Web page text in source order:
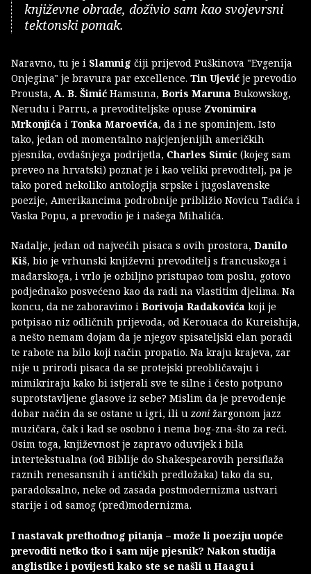
književne obrade, doživio sam kao svojevrsni
tektonski pomak.
Naravno, tu je i Slamnig čiji prijevod Puškinova "Evgenija
Onjegina" je bravura par excellence. Tin Ujević je prevodio
Prousta, A. B. Šimić Hamsuna, Boris Maruna Bukowskog,
Nerudu i Parru, a prevoditeljske opuse Zvonimira
Mrkonjića i Tonka Maroevića, da i ne spominjem. Isto
tako, jedan od momentalno najcjenjenijih američkih
pjesnika, ovdašnjega podrijetla, Charles Simic (kojeg sam
preveo na hrvatski) poznat je i kao veliki prevoditelj, pa je
tako pored nekoliko antologija srpske i jugoslavenske
poezije, Amerikancima podrobnije približio Novicu Tadića i
Vaska Popu, a prevodio je i našega Mihalića.
Nadalje, jedan od najvećih pisaca s ovih prostora, Danilo
Kiš, bio je vrhunski književni prevoditelj s francuskoga i
mađarskoga, i vrlo je ozbiljno pristupao tom poslu, gotovo
podjednako posvećeno kao da radi na vlastitim djelima. Na
koncu, da ne zaboravimo i Borivoja Radakovića koji je
potpisao niz odličnih prijevoda, od Kerouaca do Kureishija,
a nešto nemam dojam da je njegov spisateljski elan poradi
te rabote na bilo koji način propatio. Na kraju krajeva, zar
nije u prirodi pisaca da se protejski preobličavaju i
mimikriraju kako bi istjerali sve te silne i često potpuno
suprotstavljene glasove iz sebe? Mislim da je prevođenje
dobar način da se ostane u igri, ili u zoni žargonom jazz
muzičara, čak i kad se osobno i nema bog-zna-što za reći.
Osim toga, književnost je zapravo oduvijek i bila
intertekstualna (od Biblije do Shakespearovih persiflaža
raznih renesansnih i antičkih predložaka) tako da su,
paradoksalno, neke od zasada postmodernizma ustvari
starije i od samog (pred)modernizma.
I nastavak prethodnog pitanja – može li poeziju uopće
prevoditi netko tko i sam nije pjesnik? Nakon studija
anglistike i povijesti kako ste se našli u Haagu i